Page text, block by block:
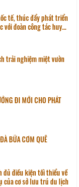
tế, thúc đẩy phát triển
đoàn công tác huyện
trải nghiệm miệt vườn
ĐI MỚI CHO PHÁT
BỮA CƠM QUÊ
đủ điều kiện tối thiểu về
của cơ sở lưu trú du lịch